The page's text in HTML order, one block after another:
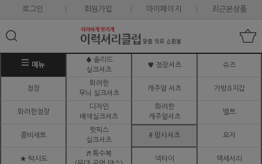
로그인 회원가입 마이페이지 최근본상품
메뉴
♠ 솔리드
실크셔츠
♥ 정장셔츠 슈즈
정장
화려한
무늬 실크셔츠
캐주얼 셔츠 가방&지갑
화려한정장
디자인
배색실크셔츠
화려한
캐주얼셔츠
벨트
콤비세트
핫픽스
실크셔츠
# 망사셔츠 모자
★ 턱시도
♬ 특수복
넥타이 액세서리